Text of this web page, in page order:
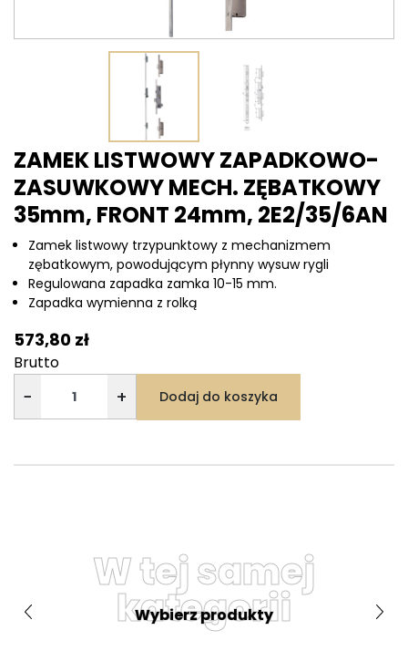
ZAMEK LISTWOWY ZAPADKOWO-
ZASUWKOWY MECH. ZĘBATKOWY
35mm, FRONT 24mm, 2E2/35/6AN
Zamek listwowy trzypunktowy z mechanizmem
zębatkowym, powodującym płynny wysuw rygli
Regulowana zapadka zamka 10-15 mm.
Zapadka wymienna z rolką
573,80 zł
Brutto
− + Dodaj do koszyka
W tej samej
kategorii
Wybierz produkty